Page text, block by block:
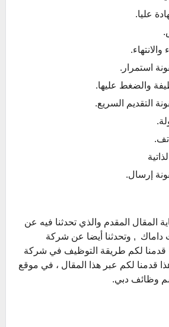
عليا.
استمرار.
والضغط عليها.
التقديم السريع.
إرسال.
المقال المقدم والذي تحدثنا فيه عن
, وتحدثنا أيضا عن شركة
قدمنا لكم طريقة التوظيف في شركة
قدمنا لكم عبر هذا المقال ، في موقع
وظائف دبي.